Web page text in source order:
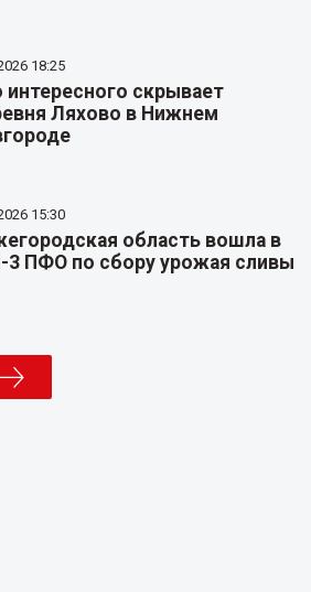
18:25
интересного скрывает
Ляхово в Нижнем
15:30
область вошла в
3 ПФО по сбору урожая сливы